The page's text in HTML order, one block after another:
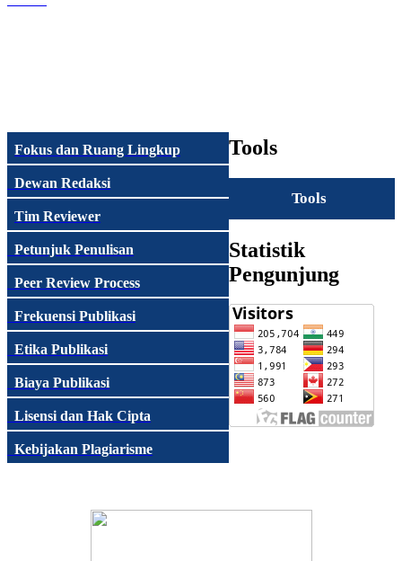
Fokus dan Ruang Lingkup
Dewan Redaksi
Tim Reviewer
Petunjuk Penulisan
Peer Review Process
Frekuensi Publikasi
Etika Publikasi
Biaya Publikasi
Lisensi dan Hak Cipta
Kebijakan Plagiarisme
Tools
Tools
Statistik
Pengunjung